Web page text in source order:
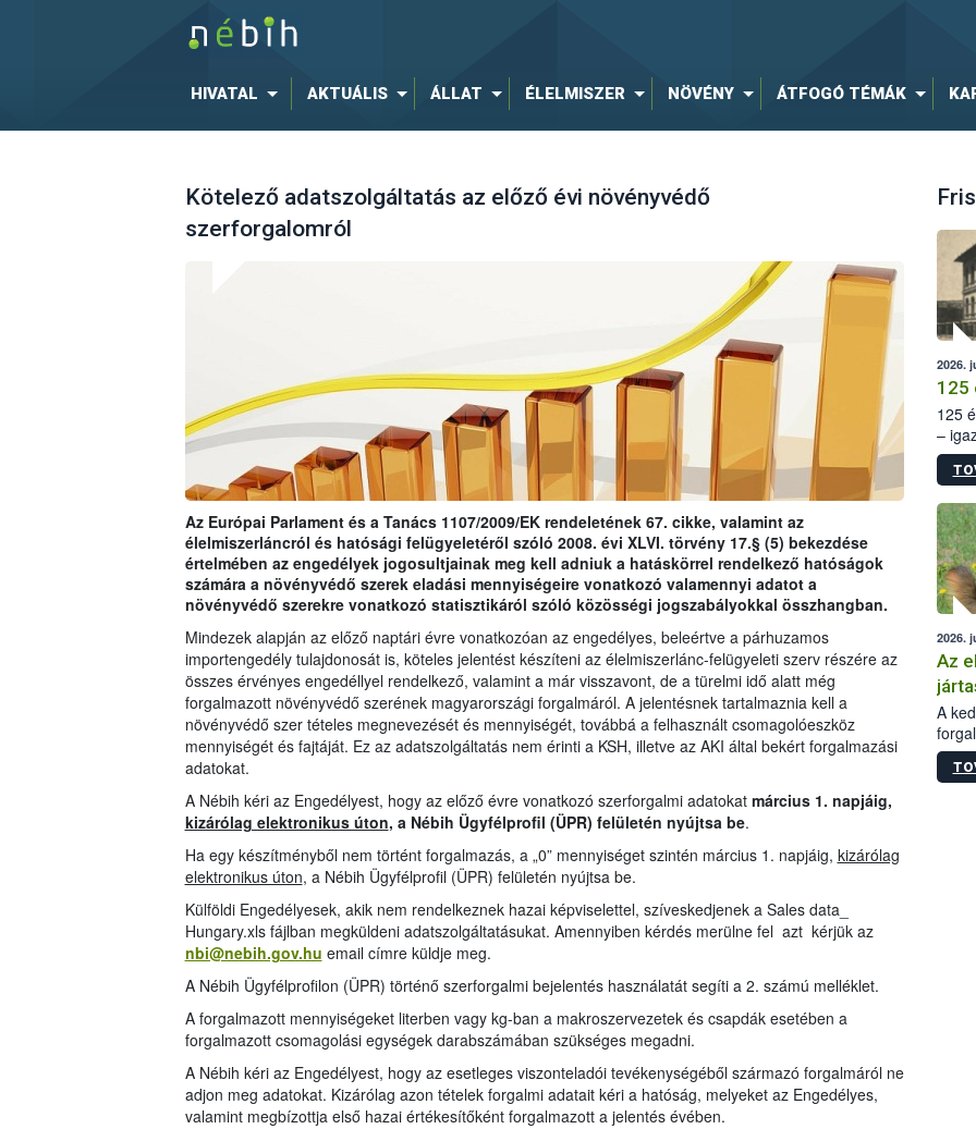
HIVATAL AKTUÁLIS ÁLLAT ÉLELMISZER NÖVÉNY ÁTFOGÓ TÉMÁK
Kötelező adatszolgáltatás az előző évi növényvédő
szerforgalomról
Az Európai Parlament és a Tanács 1107/2009/EK rendeletének 67. cikke, valamint az
élelmiszerláncról és hatósági felügyeletéről szóló 2008. évi XLVI. törvény 17.§ (5) bekezdése
értelmében az engedélyek jogosultjainak meg kell adniuk a hatáskörrel rendelkező hatóságok
számára a növényvédő szerek eladási mennyiségeire vonatkozó valamennyi adatot a
növényvédő szerekre vonatkozó statisztikáról szóló közösségi jogszabályokkal összhangban.
Mindezek alapján az előző naptári évre vonatkozóan az engedélyes, beleértve a párhuzamos
importengedély tulajdonosát is, köteles jelentést készíteni az élelmiszerlánc-felügyeleti szerv részére az
összes érvényes engedéllyel rendelkező, valamint a már visszavont, de a türelmi idő alatt még
forgalmazott növényvédő szerének magyarországi forgalmáról. A jelentésnek tartalmaznia kell a
növényvédő szer tételes megnevezését és mennyiségét, továbbá a felhasznált csomagolóeszköz
mennyiségét és fajtáját. Ez az adatszolgáltatás nem érinti a KSH, illetve az AKI által bekért forgalmazási
adatokat.
A Nébih kéri az Engedélyest, hogy az előző évre vonatkozó szerforgalmi adatokat március 1. napjáig,
kizárólag elektronikus úton, a Nébih Ügyfélprofil (ÜPR) felületén nyújtsa be.
Ha egy készítményből nem történt forgalmazás, a „0” mennyiséget szintén március 1. napjáig, kizárólag
elektronikus úton, a Nébih Ügyfélprofil (ÜPR) felületén nyújtsa be.
Külföldi Engedélyesek, akik nem rendelkeznek hazai képviselettel, szíveskedjenek a Sales data_
Hungary.xls fájlban megküldeni adatszolgáltatásukat. Amennyiben kérdés merülne fel azt kérjük az
nbi@nebih.gov.hu email címre küldje meg.
A Nébih Ügyfélprofilon (ÜPR) történő szerforgalmi bejelentés használatát segíti a 2. számú melléklet.
A forgalmazott mennyiségeket literben vagy kg-ban a makroszervezetek és csapdák esetében a
forgalmazott csomagolási egységek darabszámában szükséges megadni.
A Nébih kéri az Engedélyest, hogy az esetleges viszonteladói tevékenységéből származó forgalmáról ne
adjon meg adatokat. Kizárólag azon tételek forgalmi adatait kéri a hatóság, melyeket az Engedélyes,
valamint megbízottja első hazai értékesítőként forgalmazott a jelentés évében.
2026.
125
125
–
15.
2026.
Az
A